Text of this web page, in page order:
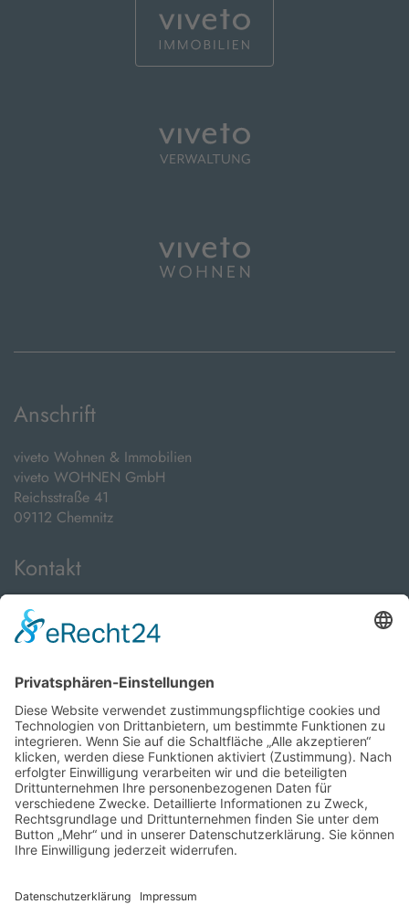
Anschrift
viveto Wohnen & Immobilien
viveto WOHNEN GmbH
Reichsstraße 41
09112 Chemnitz
Kontakt
Telefon:
+49 371 24089000
info@viveto-immobilien.de
Öffnungszeiten
Montag bis Freitag:
08:00 Uhr - 18:00 Uhr
sowie nach Vereinbarung